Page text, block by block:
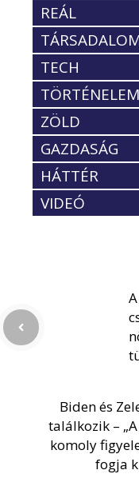
REÁL
TECH
TÖRTÉNELEM
ZÖLD
GAZDASÁG
HÁTTÉR
VIDEÓ
Biden és
találkozik –
komoly
fogja